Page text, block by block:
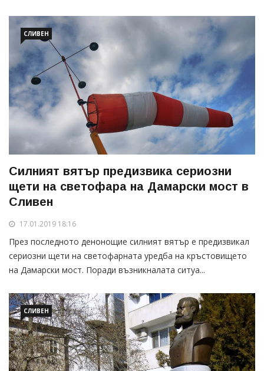
СЛИВЕН
Силният вятър предизвика сериозни
щети на светофара на Дамарски мост в
Сливен
17.01.2019 18:16
През последното денонощие силният вятър е предизвикал
сериозни щети на светофарната уредба на кръстовището
на Дамарски мост. Поради възникналата ситуа...
СЛИВЕН